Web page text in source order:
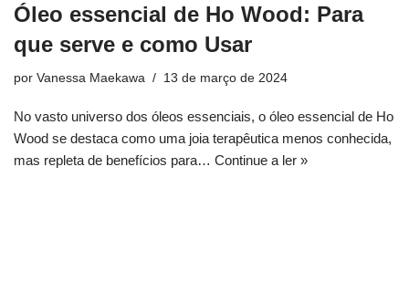
Óleo essencial de Ho Wood: Para
que serve e como Usar
por Vanessa Maekawa 13 de março de 2024
No vasto universo dos óleos essenciais, o óleo essencial de Ho
Wood se destaca como uma joia terapêutica menos conhecida,
mas repleta de benefícios para… Continue a ler »